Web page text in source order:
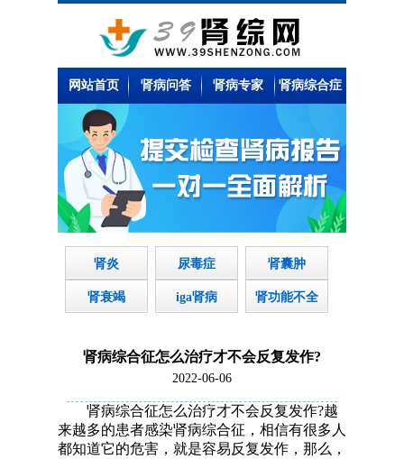
网站首页 肾病问答 肾病专家 肾病综合症
肾炎 尿毒症 肾囊肿
肾衰竭 iga肾病 肾功能不全
肾病综合征怎么治疗才不会反复发作?
2022-06-06
肾病综合征怎么治疗才不会反复发作?越
来越多的患者感染肾病综合征，相信有很多人
都知道它的危害，就是容易反复发作，那么，